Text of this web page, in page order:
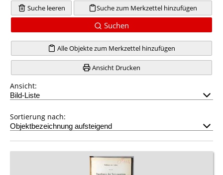
Suche leeren Suche zum Merkzettel hinzufügen
Suchen
Alle Objekte zum Merkzettel hinzufügen
Ansicht Drucken
Ansicht:
Sortierung nach: